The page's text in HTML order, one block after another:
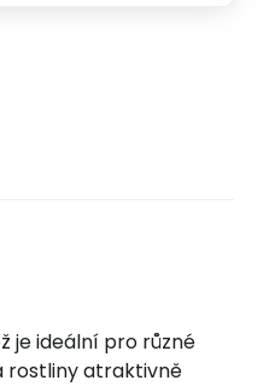
je ideální pro různé
rostliny atraktivně